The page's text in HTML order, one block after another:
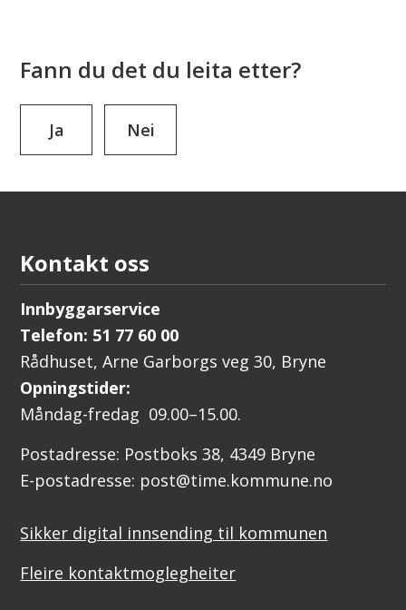
Fann du det du leita etter?
Ja Nei
Kontakt oss
Innbyggarservice
Telefon: 51 77 60 00
Rådhuset, Arne Garborgs veg 30, Bryne
Opningstider:
Måndag-fredag 09.00–15.00.
Postadresse: Postboks 38, 4349 Bryne
E-postadresse: post@time.kommune.no
Sikker digital innsending til kommunen
Fleire kontaktmoglegheiter